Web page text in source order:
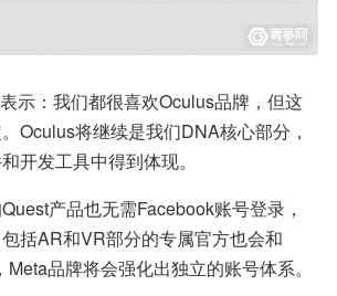
示：我们都很喜欢Oculus品牌，但这
Oculus将继续是我们DNA核心部分，
开发工具中得到体现。
产品也无需Facebook账号登录，
括AR和VR部分的专属官方也会和
品牌将会强化出独立的账号体系。